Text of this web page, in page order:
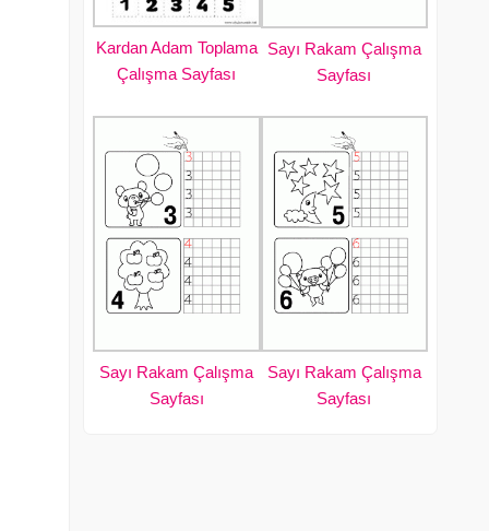
Kardan Adam Toplama
Çalışma Sayfası
Sayı Rakam Çalışma
Sayfası
Sayı Rakam Çalışma
Sayfası
Sayı Rakam Çalışma
Sayfası